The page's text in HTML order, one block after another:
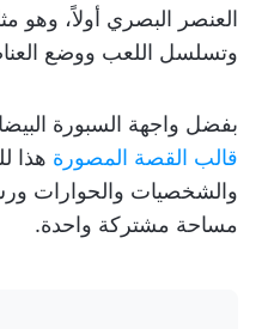
العنصر البصري أولاً، وهو
وتسلسل اللعب ووضع
بفضل واجهة السبورة
قالب القصة المصورة هذا
والشخصيات والحوارات
مساحة مشتركة واحدة.